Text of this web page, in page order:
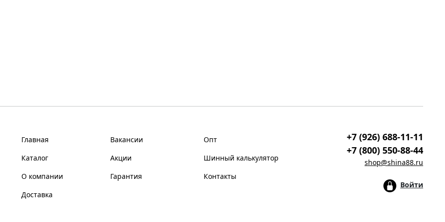
Главная
Каталог
О компании
Доставка
Вакансии
Акции
Гарантия
Опт
Шинный калькулятор
Контакты
+7 (926) 688-11-11
+7 (800) 550-88-44
shop@shina88.ru
Войти